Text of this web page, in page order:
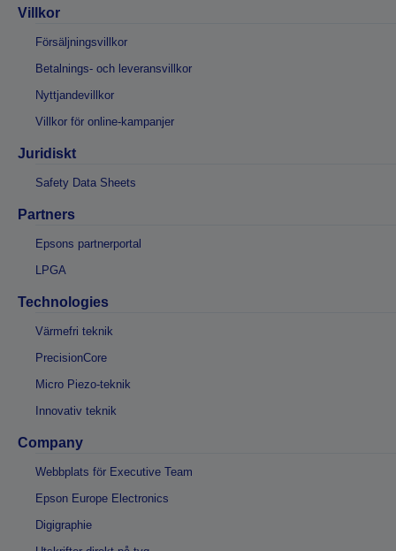
Villkor
Försäljningsvillkor
Betalnings- och leveransvillkor
Nyttjandevillkor
Villkor för online-kampanjer
Juridiskt
Safety Data Sheets
Partners
Epsons partnerportal
LPGA
Technologies
Värmefri teknik
PrecisionCore
Micro Piezo-teknik
Innovativ teknik
Company
Webbplats för Executive Team
Epson Europe Electronics
Digigraphie